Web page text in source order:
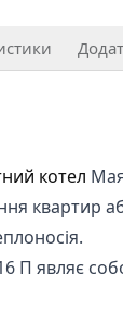
котел
квартир
П являє